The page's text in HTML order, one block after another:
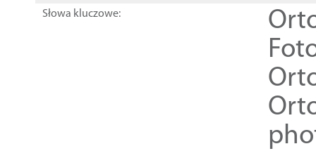
Słowa kluczowe: